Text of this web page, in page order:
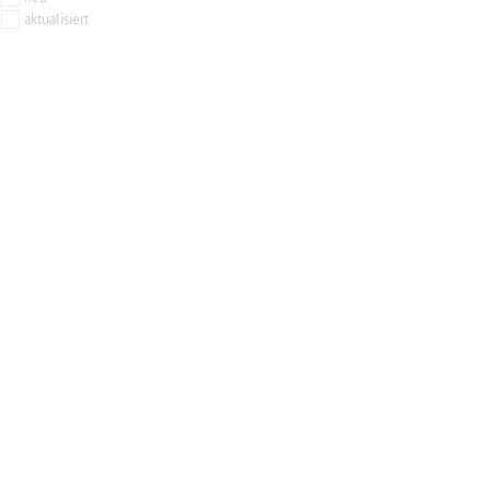
aktualisiert